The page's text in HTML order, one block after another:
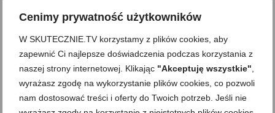
Cenimy prywatność użytkowników
W SKUTECZNIE.TV korzystamy z plików cookies, aby
zapewnić Ci najlepsze doświadczenia podczas korzystania z
naszej strony internetowej. Klikając "Akceptuję wszystkie"
wyrażasz zgodę na wykorzystanie plików cookies, co pozwoli
nam dostosować treści i oferty do Twoich potrzeb. Jeśli nie